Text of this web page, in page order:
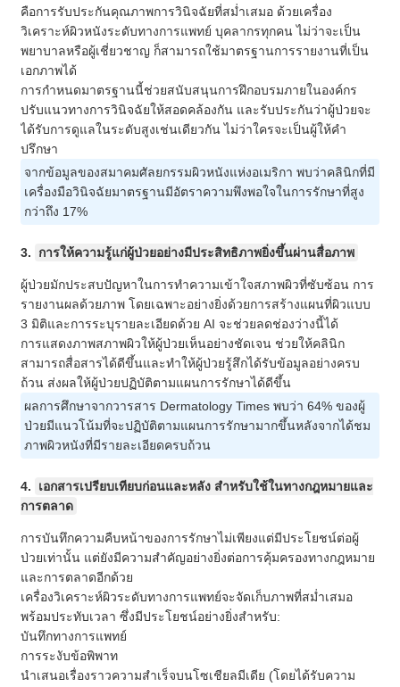
คือการรับประกันคุณภาพการวินิจฉัยที่สม่ำเสมอ ด้วยเครื่อง
วิเคราะห์ผิวหนังระดับทางการแพทย์ บุคลากรทุกคน ไม่ว่าจะเป็น
พยาบาลหรือผู้เชี่ยวชาญ ก็สามารถใช้มาตรฐานการรายงานที่เป็น
เอกภาพได้
การกำหนดมาตรฐานนี้ช่วยสนับสนุนการฝึกอบรมภายในองค์กร
ปรับแนวทางการวินิจฉัยให้สอดคล้องกัน และรับประกันว่าผู้ป่วยจะ
ได้รับการดูแลในระดับสูงเช่นเดียวกัน ไม่ว่าใครจะเป็นผู้ให้คำ
ปรึกษา
จากข้อมูลของสมาคมศัลยกรรมผิวหนังแห่งอเมริกา พบว่าคลินิกที่มี
เครื่องมือวินิจฉัยมาตรฐานมีอัตราความพึงพอใจในการรักษาที่สูง
กว่าถึง 17%
3. การให้ความรู้แก่ผู้ป่วยอย่างมีประสิทธิภาพยิ่งขึ้นผ่านสื่อภาพ
ผู้ป่วยมักประสบปัญหาในการทำความเข้าใจสภาพผิวที่ซับซ้อน การ
รายงานผลด้วยภาพ โดยเฉพาะอย่างยิ่งด้วยการสร้างแผนที่ผิวแบบ
3 มิติและการระบุรายละเอียดด้วย AI จะช่วยลดช่องว่างนี้ได้
การแสดงภาพสภาพผิวให้ผู้ป่วยเห็นอย่างชัดเจน ช่วยให้คลินิก
สามารถสื่อสารได้ดีขึ้นและทำให้ผู้ป่วยรู้สึกได้รับข้อมูลอย่างครบ
ถ้วน ส่งผลให้ผู้ป่วยปฏิบัติตามแผนการรักษาได้ดีขึ้น
ผลการศึกษาจากวารสาร Dermatology Times พบว่า 64% ของผู้
ป่วยมีแนวโน้มที่จะปฏิบัติตามแผนการรักษามากขึ้นหลังจากได้ชม
ภาพผิวหนังที่มีรายละเอียดครบถ้วน
4.
เอกสารเปรียบเทียบก่อนและหลัง สำหรับใช้ในทางกฎหมายและ
การตลาด
การบันทึกความคืบหน้าของการรักษาไม่เพียงแต่มีประโยชน์ต่อผู้
ป่วยเท่านั้น แต่ยังมีความสำคัญอย่างยิ่งต่อการคุ้มครองทางกฎหมาย
และการตลาดอีกด้วย
เครื่องวิเคราะห์ผิวระดับทางการแพทย์จะจัดเก็บภาพที่สม่ำเสมอ
พร้อมประทับเวลา ซึ่งมีประโยชน์อย่างยิ่งสำหรับ:
บันทึกทางการแพทย์
การระงับข้อพิพาท
นำเสนอเรื่องราวความสำเร็จบนโซเชียลมีเดีย (โดยได้รับความ